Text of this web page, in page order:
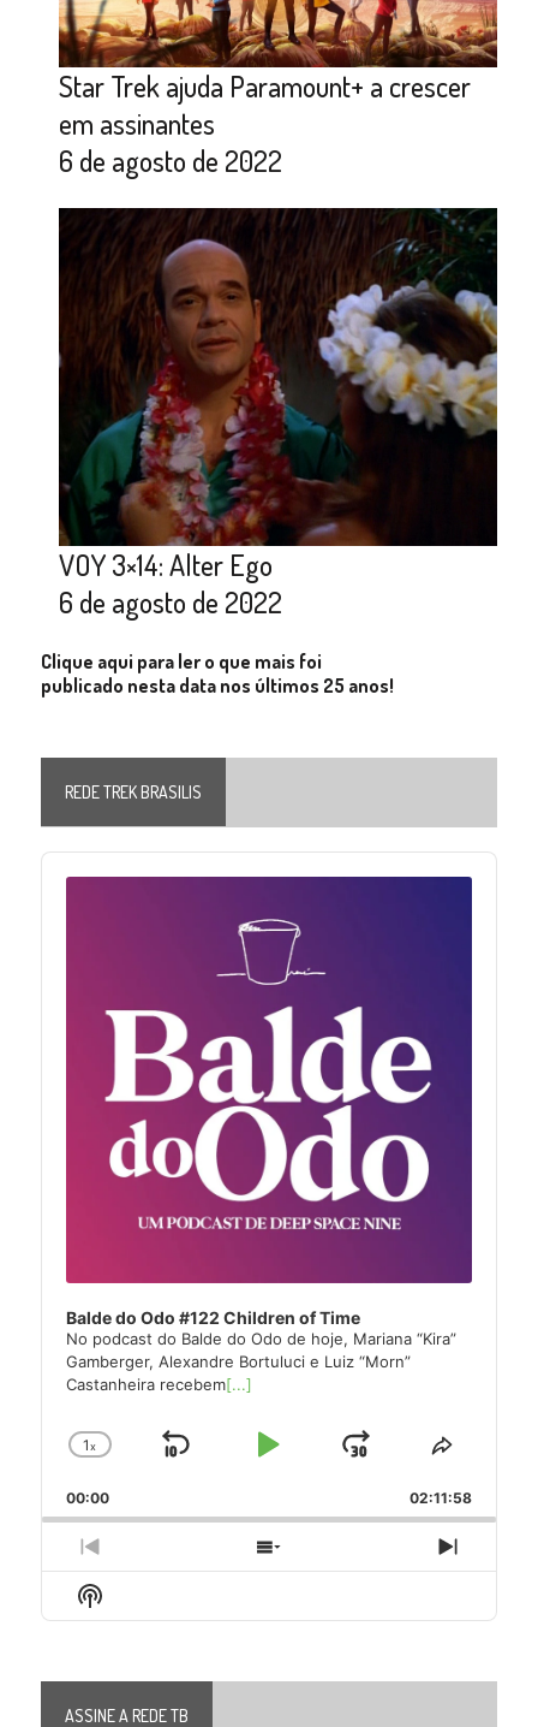
Star Trek ajuda Paramount+ a crescer
em assinantes
6 de agosto de 2022
VOY 3×14: Alter Ego
6 de agosto de 2022
Clique aqui para ler o que mais foi
publicado nesta data nos últimos 25 anos!
REDE TREK BRASILIS
Audio
Player
Balde do Odo #122 Children of Time
No podcast do Balde do Odo de hoje, Mariana “Kira”
Gamberger, Alexandre Bortuluci e Luiz “Morn”
Castanheira recebem[...]
Change
Rate
1x
Skip
Play
Jump
Forward
Share
Episode
00:00 02:11:58
Previous
Episode
Show
Next
Show
Podcast
ASSINE A REDE TB